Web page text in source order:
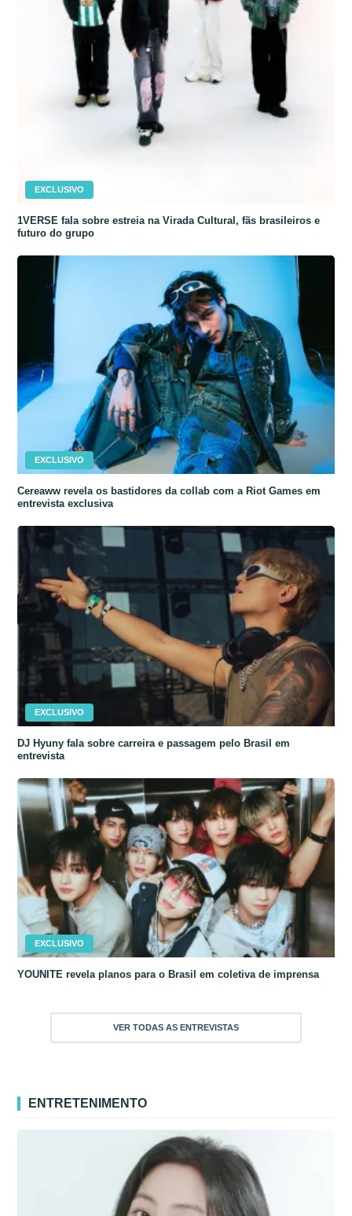
EXCLUSIVO
1VERSE fala sobre estreia na Virada Cultural, fãs brasileiros e
futuro do grupo
EXCLUSIVO
Cereaww revela os bastidores da collab com a Riot Games em
entrevista exclusiva
EXCLUSIVO
DJ Hyuny fala sobre carreira e passagem pelo Brasil em
entrevista
EXCLUSIVO
YOUNITE revela planos para o Brasil em coletiva de imprensa
VER TODAS AS ENTREVISTAS
ENTRETENIMENTO